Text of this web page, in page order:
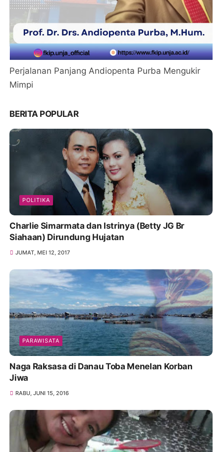
Perjalanan Panjang Andiopenta Purba Mengukir
Mimpi
BERITA POPULAR
POLITIKA
Charlie Simarmata dan Istrinya (Betty JG Br
Siahaan) Dirundung Hujatan
JUMAT, MEI 12, 2017
PARAWISATA
Naga Raksasa di Danau Toba Menelan Korban
Jiwa
RABU, JUNI 15, 2016